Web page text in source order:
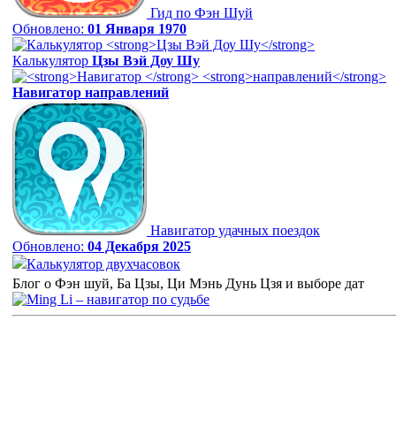
Гид по Фэн Шуй
Обновлено: 01 Января 1970
Калькулятор Цзы Вэй Доу Шу
Навигатор направлений
Навигатор удачных поездок
Обновлено: 04 Декабря 2025
Калькулятор двухчасовок
Блог о Фэн шуй, Ба Цзы, Ци Мэнь Дунь Цзя и выборе дат